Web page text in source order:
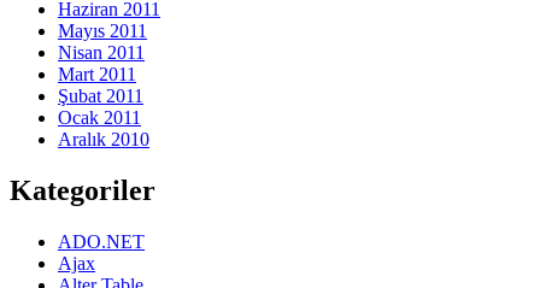
Haziran 2011
Mayıs 2011
Nisan 2011
Mart 2011
Şubat 2011
Ocak 2011
Aralık 2010
Kategoriler
ADO.NET
Ajax